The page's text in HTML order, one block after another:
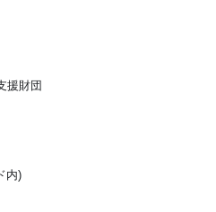
援財団
内)